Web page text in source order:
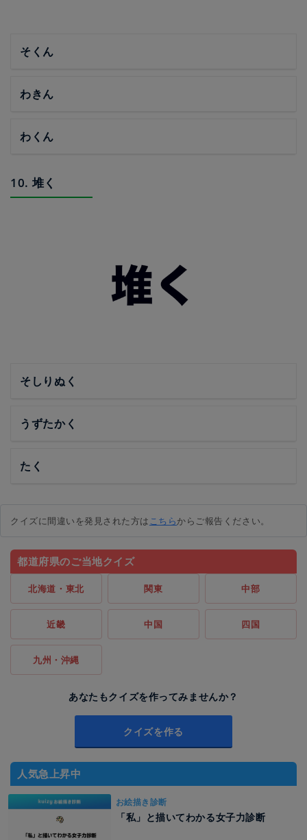
そくん
わきん
わくん
10. 堆く
そしりぬく
うずたかく
たく
クイズに間違いを発見された方はこちらからご報告ください。
都道府県のご当地クイズ
北海道・東北 関東 中部
近畿 中国 四国
九州・沖縄
あなたもクイズを作ってみませんか？
クイズを作る
人気急上昇中
お絵描き診断
「私」と描いてわかる女子力診断